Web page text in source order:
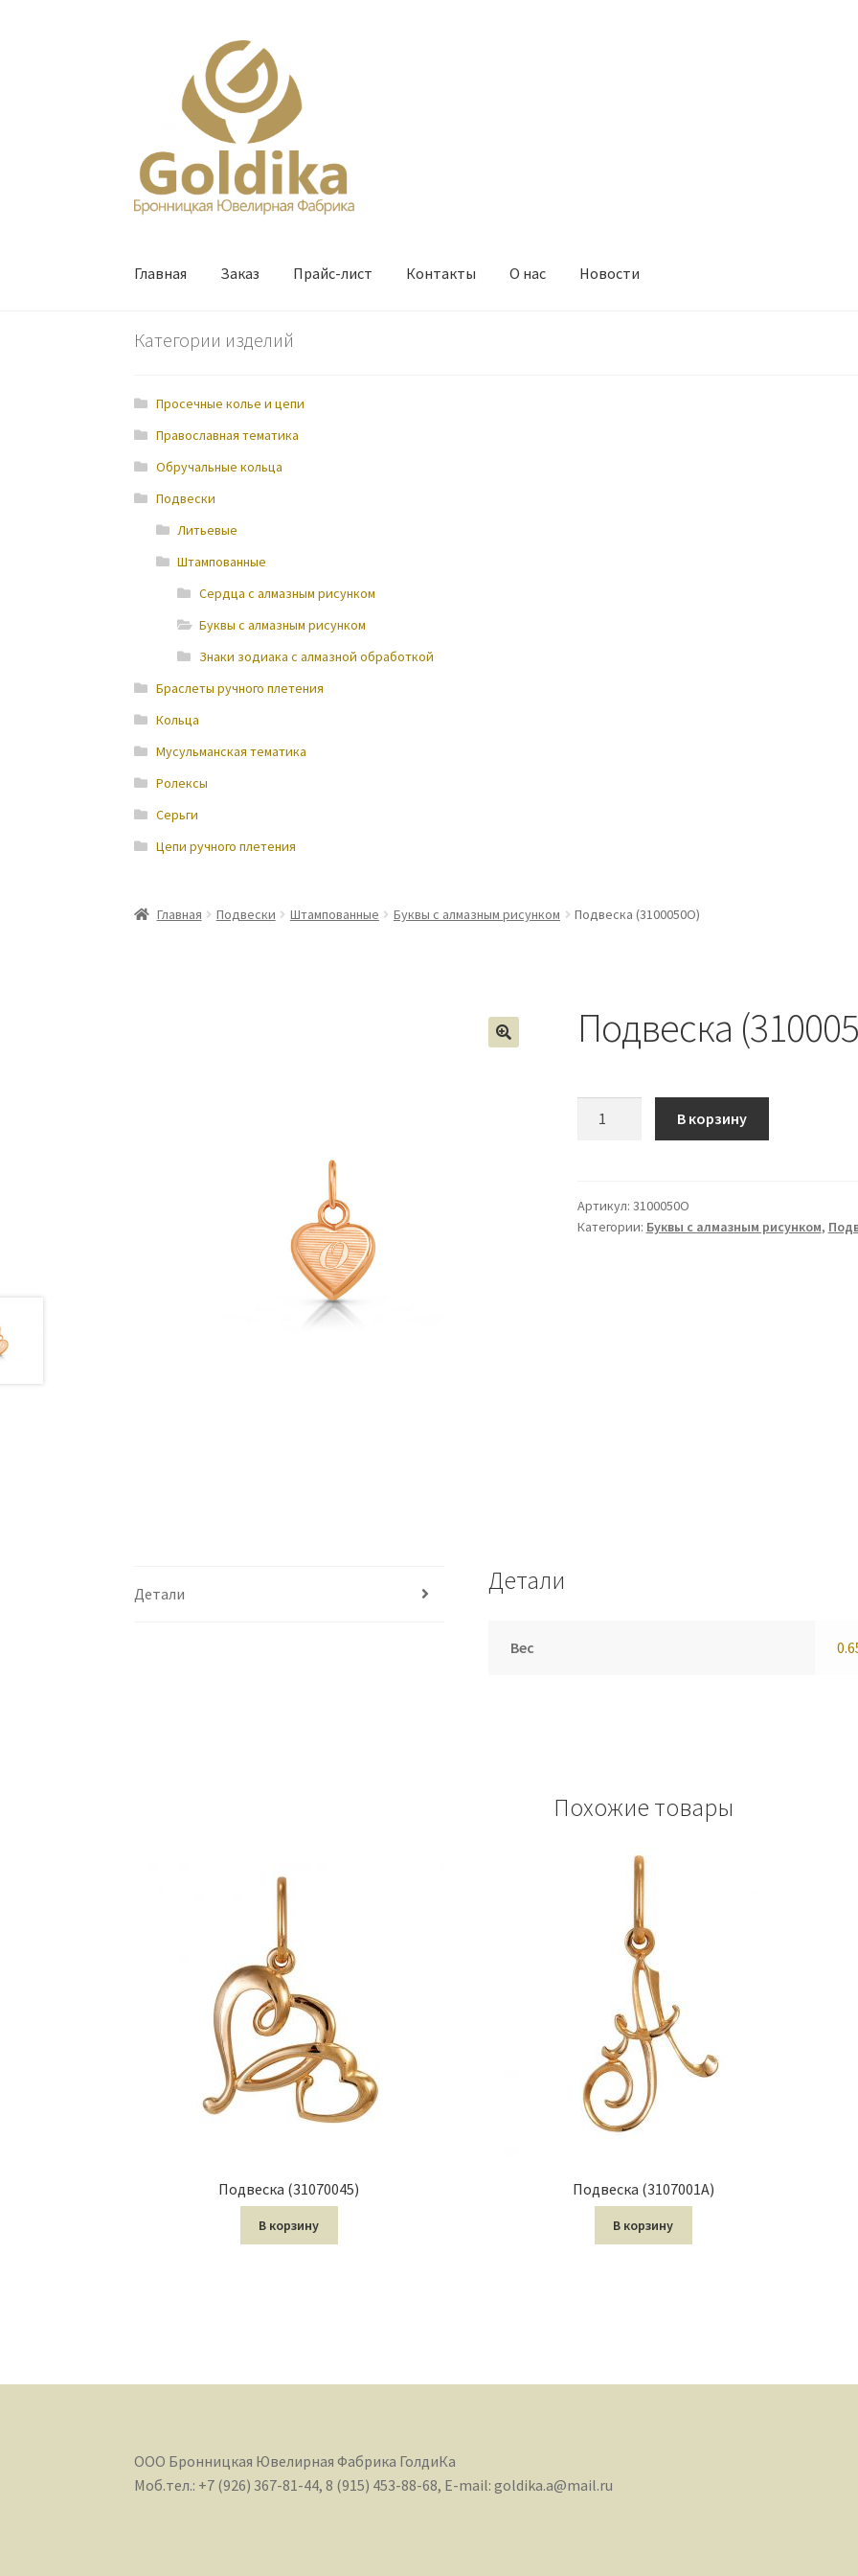
навигации
содержимому
Главная Заказ Прайс-лист Контакты О нас Новости
Категории изделий
Просечные колье и цепи
Православная тематика
Обручальные кольца
Подвески
Литьевые
Штампованные
Cердца с алмазным рисунком
Буквы с алмазным рисунком
Знаки зодиака с алмазной обработкой
Браслеты ручного плетения
Кольца
Мусульманская тематика
Ролексы
Серьги
Цепи ручного плетения
Главная Подвески Штампованные Буквы с алмазным рисунком Подвеска (3100050О)
Подвеска
В корзину
Артикул: 3100050О
Категории: Буквы с алмазным рисунком,
Детали Детали
Вес
Похожие товары
Подвеска (31070045)
В корзину
Подвеска (3107001А)
В корзину
ООО Бронницкая Ювелирная Фабрика ГолдиКа
Моб.тел.: +7 (926) 367-81-44, 8 (915) 453-88-68, E-mail: goldika.a@mail.ru